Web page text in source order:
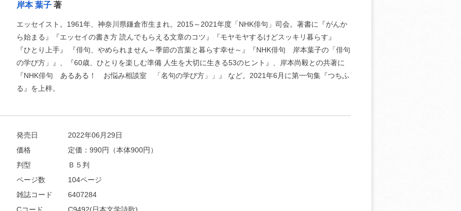
岸本 葉子著
エッセイスト。1961年、神奈川県鎌倉市生まれ。2015～2021年度「NHK俳句」司会。著書に『がんか
ら始まる』『エッセイの書き方 読んでもらえる文章のコツ』『モヤモヤするけどスッキリ暮らす』
『ひとり上手』 『俳句、やめられません～季節の言葉と暮らす幸せ～』『NHK俳句 岸本葉子の「俳句
の学び方」』、『60歳、ひとりを楽しむ準備 人生を大切に生きる53のヒント』、岸本尚毅との共著に
『NHK俳句 あるある！ お悩み相談室 「名句の学び方」」』 など。2021年6月に第一句集『つちふ
る』を上梓。
発売日
2022年06月29日
価格
定価： 990円（本体900円）
判型
Ｂ５判
ページ数
104ページ
雑誌コード
6407284